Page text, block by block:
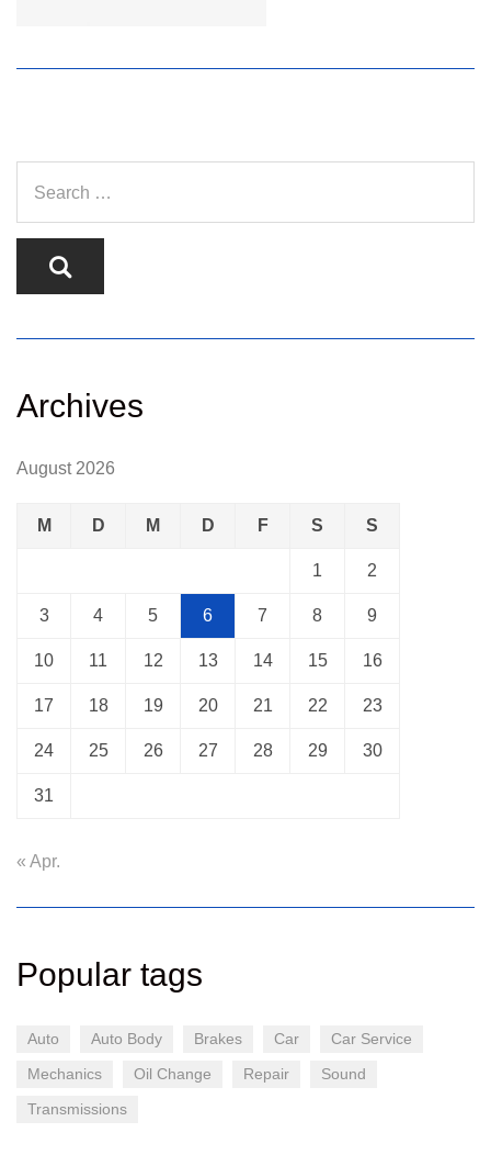
Archives
August 2026
M D M D F S S
1 2
3 4 5 6 7 8 9
10 11 12 13 14 15 16
17 18 19 20 21 22 23
24 25 26 27 28 29 30
31
« Apr.
Popular tags
Auto Auto Body Brakes Car
Car Service
Mechanics
Oil Change Repair
Sound
Transmissions